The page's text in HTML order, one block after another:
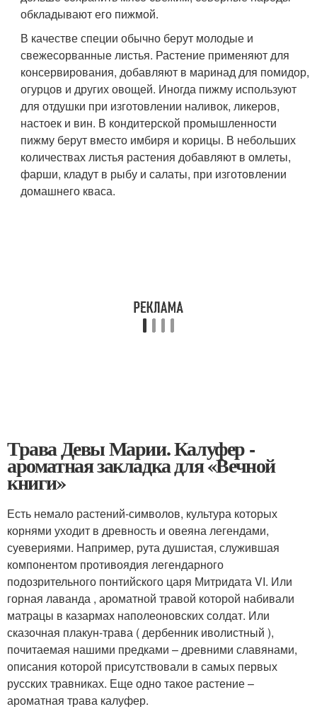
обкладывают его пижмой.
В качестве специи обычно берут молодые и
свежесорванные листья. Растение применяют для
консервирования, добавляют в маринад для помидор,
огурцов и других овощей. Иногда пижму используют
для отдушки при изготовлении наливок, ликеров,
настоек и вин. В кондитерской промышленности
пижму берут вместо имбиря и корицы. В небольших
количествах листья растения добавляют в омлеты,
фарши, кладут в рыбу и салаты, при изготовлении
домашнего кваса.
Трава Девы Марии. Калуфер -
ароматная закладка для «Вечной
книги»
Есть немало растений-символов, культура которых
корнями уходит в древность и овеяна легендами,
суевериями. Например, рута душистая, служившая
компонентом противоядия легендарного
подозрительного понтийского царя Митридата VI. Или
горная лаванда , ароматной травой которой набивали
матрацы в казармах наполеоновских солдат. Или
сказочная плакун-трава ( дербенник иволистный ),
почитаемая нашими предками – древними славянами,
описания которой присутствовали в самых первых
русских травниках. Еще одно такое растение –
ароматная трава калуфер.